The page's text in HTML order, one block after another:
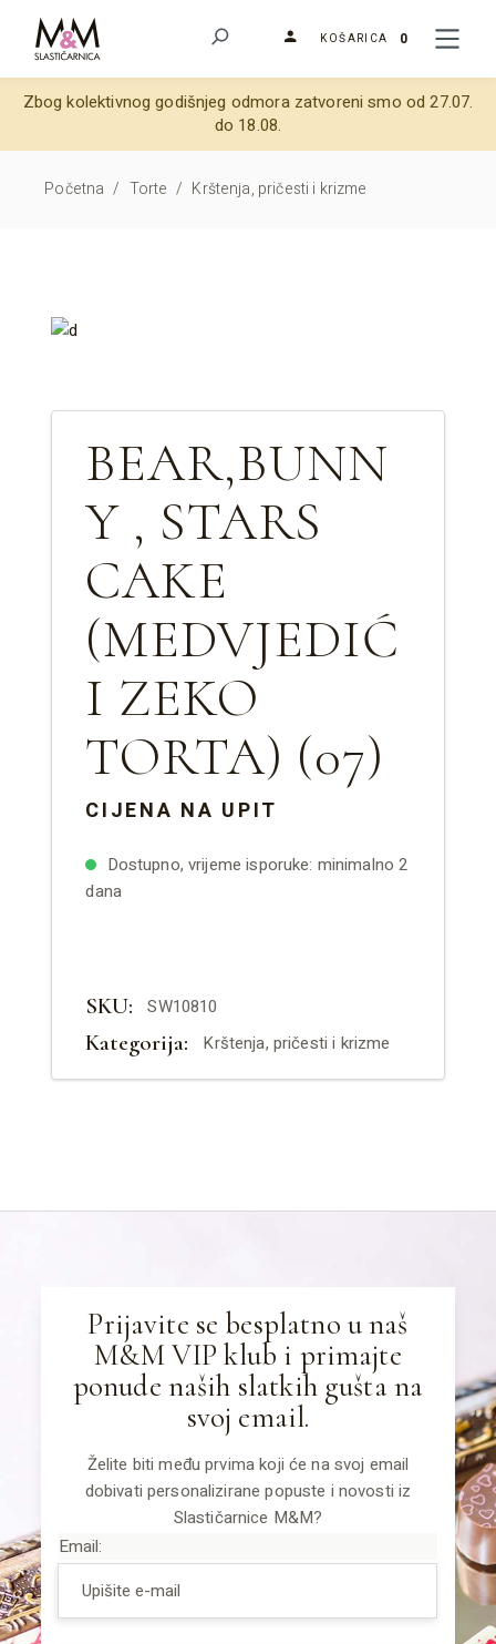
KOŠARICA 0
Zbog kolektivnog godišnjeg odmora zatvoreni smo od 27.07.
do 18.08.
Početna / Torte / Krštenja, pričesti i krizme
BEAR,BUNN
Y , STARS
CAKE
(MEDVJEDIĆ
I ZEKO
TORTA) (07)
CIJENA NA UPIT
Dostupno, vrijeme isporuke: minimalno 2
dana
SKU: SW10810
Kategorija: Krštenja, pričesti i krizme
Prijavite se besplatno u naš
M&M VIP klub i primajte
ponude naših slatkih gušta na
svoj email.
Želite biti među prvima koji će na svoj email
dobivati personalizirane popuste i novosti iz
Slastičarnice M&M?
Email: